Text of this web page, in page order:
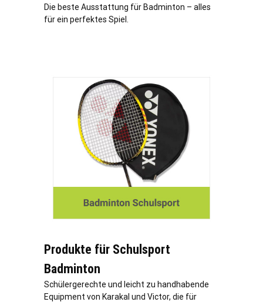
Die beste Ausstattung für Badminton – alles
für ein perfektes Spiel.
Produkte für Schulsport
Badminton
Schülergerechte und leicht zu handhabende
Equipment von Karakal und Victor, die für